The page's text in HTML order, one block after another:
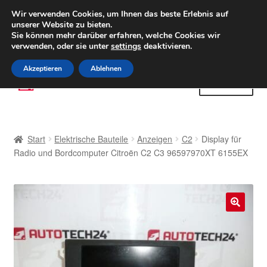
LIEFERUNG ab 6 EUR
Weltweiter Versand
(800) 500 564Mo-Fr 9-16 Uhr
Zur
Navigation
Zum
Inhalt
AGB
Datenschutz-Bestimmungen
Start Elektrische Bauteile Anzeigen C2
Display für
Radio und Bordcomputer Citroën C2 C3 96597970XT 6155EX
Wir verwenden Cookies, um Ihnen das beste Erlebnis auf
unserer Website zu bieten.
Sie können mehr darüber erfahren, welche Cookies wir
verwenden, oder sie untersettings deaktivieren.
Akzeptieren Ablehnen